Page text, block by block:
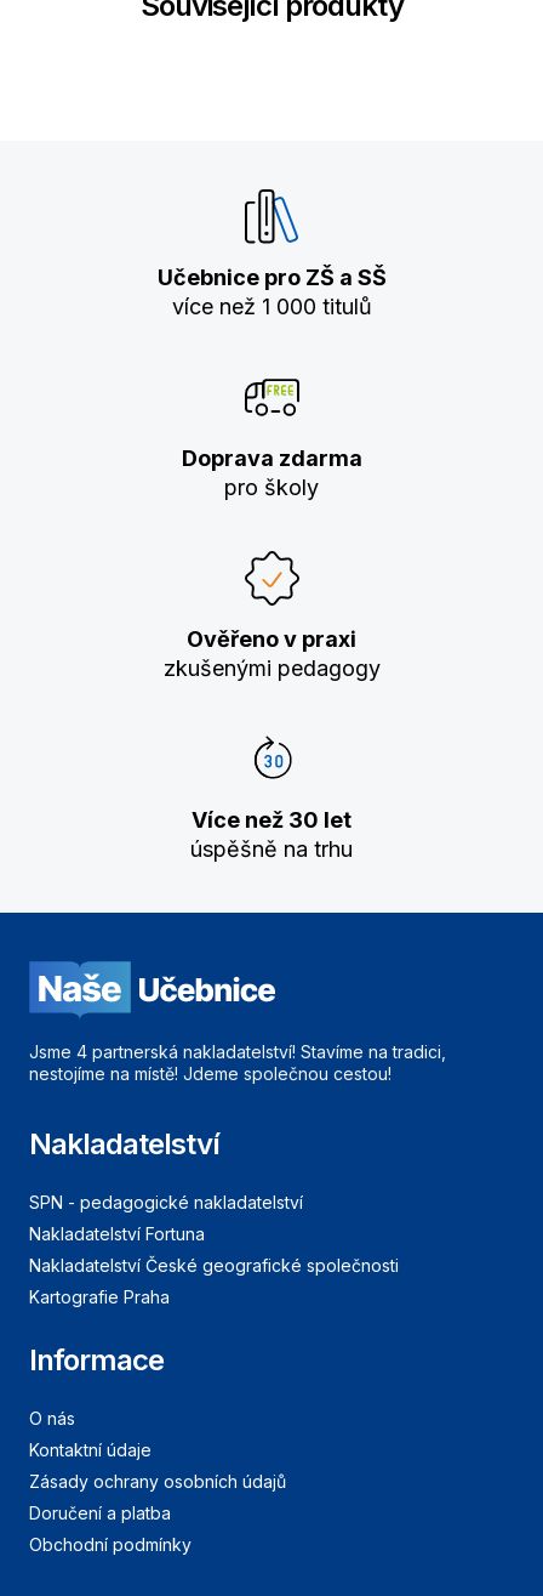
Učebnice pro ZŠ a SŠ
více než 1 000 titulů
Doprava zdarma
pro školy
Ověřeno v praxi
zkušenými pedagogy
Více než 30 let
úspěšně na trhu
Jsme 4 partnerská nakladatelství! Stavíme na tradici,
nestojíme na místě! Jdeme společnou cestou!
Nakladatelství
SPN - pedagogické nakladatelství
Nakladatelství Fortuna
Nakladatelství České geografické společnosti
Kartografie Praha
Informace
O nás
Kontaktní údaje
Zásady ochrany osobních údajů
Doručení a platba
Obchodní podmínky